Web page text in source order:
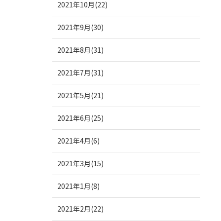
2021年10月(22)
2021年9月(30)
2021年8月(31)
2021年7月(31)
2021年5月(21)
2021年6月(25)
2021年4月(6)
2021年3月(15)
2021年1月(8)
2021年2月(22)